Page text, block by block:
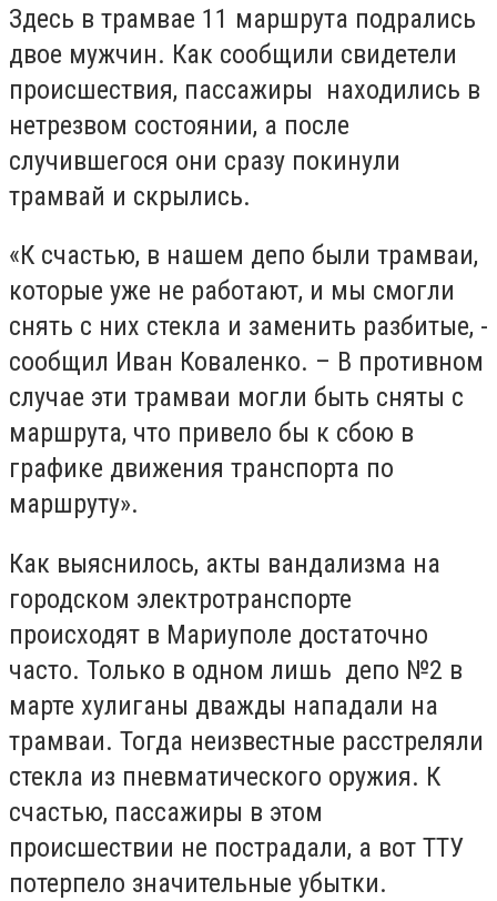
Здесь в трамвае 11 маршрута подрались
двое мужчин. Как сообщили свидетели
происшествия, пассажиры находились в
нетрезвом состоянии, а после
случившегося они сразу покинули
трамвай и скрылись.
«К счастью, в нашем депо были трамваи,
которые уже не работают, и мы смогли
снять с них стекла и заменить разбитые, -
сообщил Иван Коваленко. – В противном
случае эти трамваи могли быть сняты с
маршрута, что привело бы к сбою в
графике движения транспорта по
маршруту».
Как выяснилось, акты вандализма на
городском электротранспорте
происходят в Мариуполе достаточно
часто. Только в одном лишь депо №2 в
марте хулиганы дважды нападали на
трамваи. Тогда неизвестные расстреляли
стекла из пневматического оружия. К
счастью, пассажиры в этом
происшествии не пострадали, а вот ТТУ
потерпело значительные убытки.